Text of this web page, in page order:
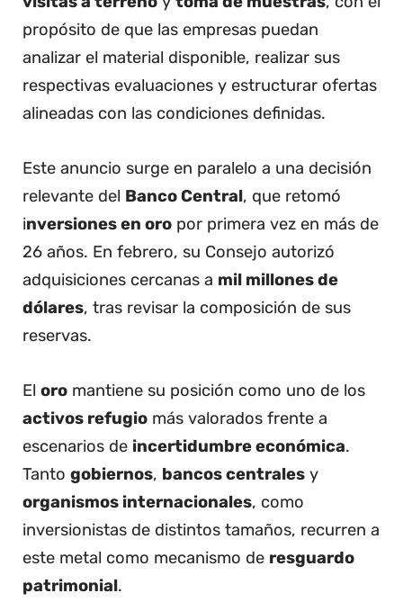
propósito de que las empresas puedan
analizar el material disponible, realizar sus
respectivas evaluaciones y estructurar ofertas
alineadas con las condiciones definidas.
Este anuncio surge en paralelo a una decisión
relevante del Banco Central, que retomó
inversiones en oro por primera vez en más de
26 años. En febrero, su Consejo autorizó
adquisiciones cercanas a mil millones de
dólares, tras revisar la composición de sus
reservas.
El oro mantiene su posición como uno de los
activos refugio más valorados frente a
escenarios de incertidumbre económica.
Tanto gobiernos, bancos centrales y
organismos internacionales, como
inversionistas de distintos tamaños, recurren a
este metal como mecanismo de resguardo
patrimonial.